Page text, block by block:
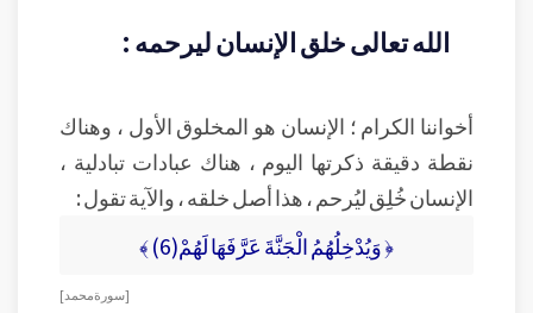
الله تعالى خلق الإنسان ليرحمه :
أخواننا الكرام ؛ الإنسان هو المخلوق الأول ، وهناك
نقطة دقيقة ذكرتها اليوم ، هناك عبادات تبادلية ،
الإنسان خُلِق ليُرحم ، هذا أصل خلقه ، والآية تقول :
﴿ وَيُدْخِلُهُمُ الْجَنَّةَ عَرَّفَهَا لَهُمْ(6) ﴾
[ سورة محمد ]